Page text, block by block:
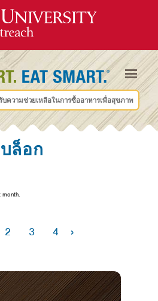
บความช่วยเหลือในการซื้ออาหารเพื่อสุขภาพ
บล็อก
month.
2 3 4 ›